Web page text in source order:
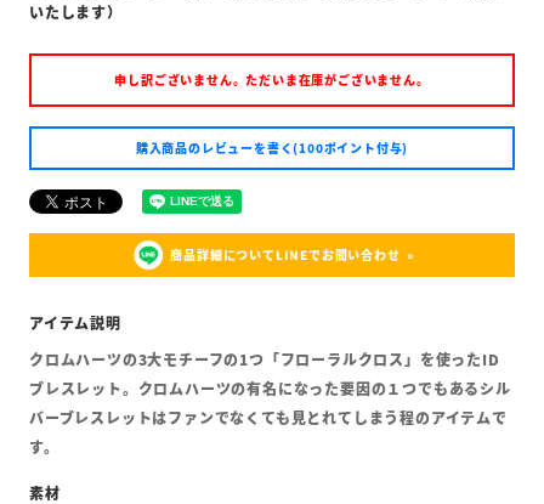
いたします）
申し訳ございません。ただいま在庫がございません。
購入商品のレビューを書く(100ポイント付与)
商品詳細についてLINEでお問い合わせ
クロムハーツの3大モチーフの1つ「フローラルクロス」を使ったID
ブレスレット。クロムハーツの有名になった要因の１つでもあるシル
バーブレスレットはファンでなくても見とれてしまう程のアイテムで
す。